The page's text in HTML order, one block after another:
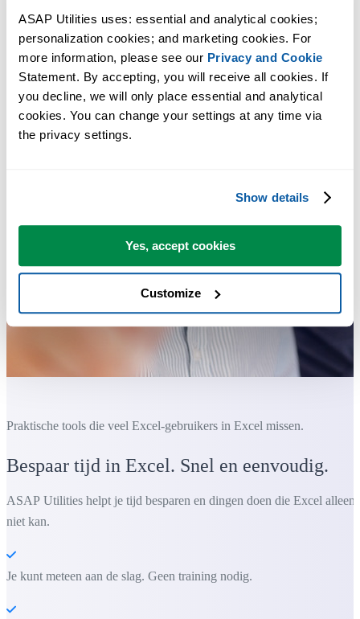
ASAP Utilities uses: essential and analytical cookies;
personalization cookies; and marketing cookies. For
more information, please see our Privacy and Cookie
Statement. By accepting, you will receive all cookies. If
you decline, we will only place essential and analytical
cookies. You can change your settings at any time via
the privacy settings.
Show details
Yes, accept cookies
Customize
Praktische tools die veel Excel-gebruikers in Excel missen.
Bespaar tijd in Excel. Snel en eenvoudig.
ASAP Utilities helpt je tijd besparen en dingen doen die Excel alleen
niet kan.
Je kunt meteen aan de slag. Geen training nodig.